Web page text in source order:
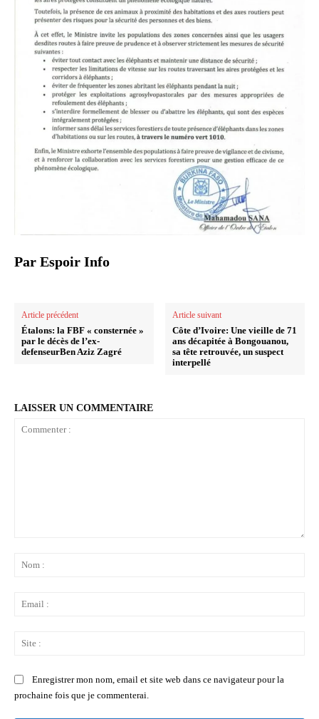
Par Espoir Info
Article précédent
Étalons: la FBF « consternée »
par le décès de l’ex-
defenseurBen Aziz Zagré
Article suivant
Côte d’Ivoire: Une vieille de 71
ans décapitée à Bongouanou,
sa tête retrouvée, un suspect
interpellé
LAISSER UN COMMENTAIRE
Enregistrer mon nom, email et site web dans ce navigateur pour la
prochaine fois que je commenterai.